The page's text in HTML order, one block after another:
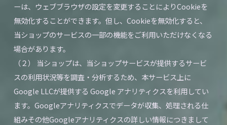
ーは、ウェブブラウザの設定を変更することによりCookieを
無効化することができます。但し、Cookieを無効化すると、
当ショップのサービスの一部の機能をご利用いただけなくなる
場合があります。
（２） 当ショップは、当ショップサービスが提供するサービ
スの利用状況等を調査・分析するため、本サービス上に
Google LLCが提供する Google アナリティクスを利用してい
ます。Googleアナリティクスでデータが収集、処理される仕
組みその他Googleアナリティクスの詳しい情報につきまして